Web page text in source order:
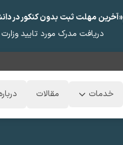
«آخرین مهلت ثبت بدون کنکور در
دریافت مدرک مورد تایید وزارت
خدمات مقالات